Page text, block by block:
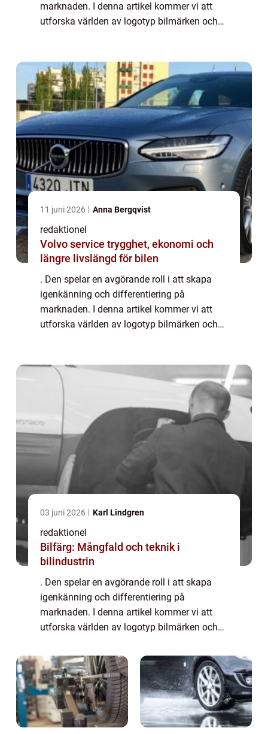
marknaden. I denna artikel kommer vi att
utforska världen av logotyp bilmärken och
logotyp ä...
11 juni 2026 Anna Bergqvist
redaktionel
Volvo service trygghet, ekonomi och
längre livslängd för bilen
. Den spelar en avgörande roll i att skapa
igenkänning och differentiering på
marknaden. I denna artikel kommer vi att
utforska världen av logotyp bilmärken och
logotyp ä...
03 juni 2026 Karl Lindgren
redaktionel
Bilfärg: Mångfald och teknik i
bilindustrin
. Den spelar en avgörande roll i att skapa
igenkänning och differentiering på
marknaden. I denna artikel kommer vi att
utforska världen av logotyp bilmärken och
popularitet och historiska utveckling. En
logotyp ä...